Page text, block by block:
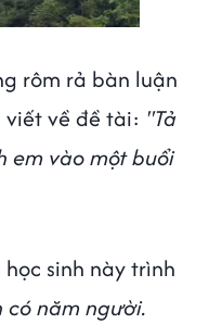
rôm rả bàn luận
viết về đề tài: "Tả
em vào một buổi
sinh này trình
có năm người.